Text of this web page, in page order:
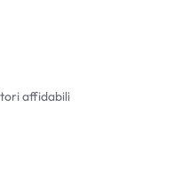
affidabili